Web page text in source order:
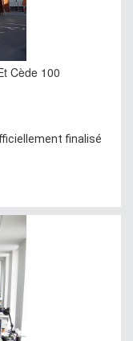
Cède 100
finalisé